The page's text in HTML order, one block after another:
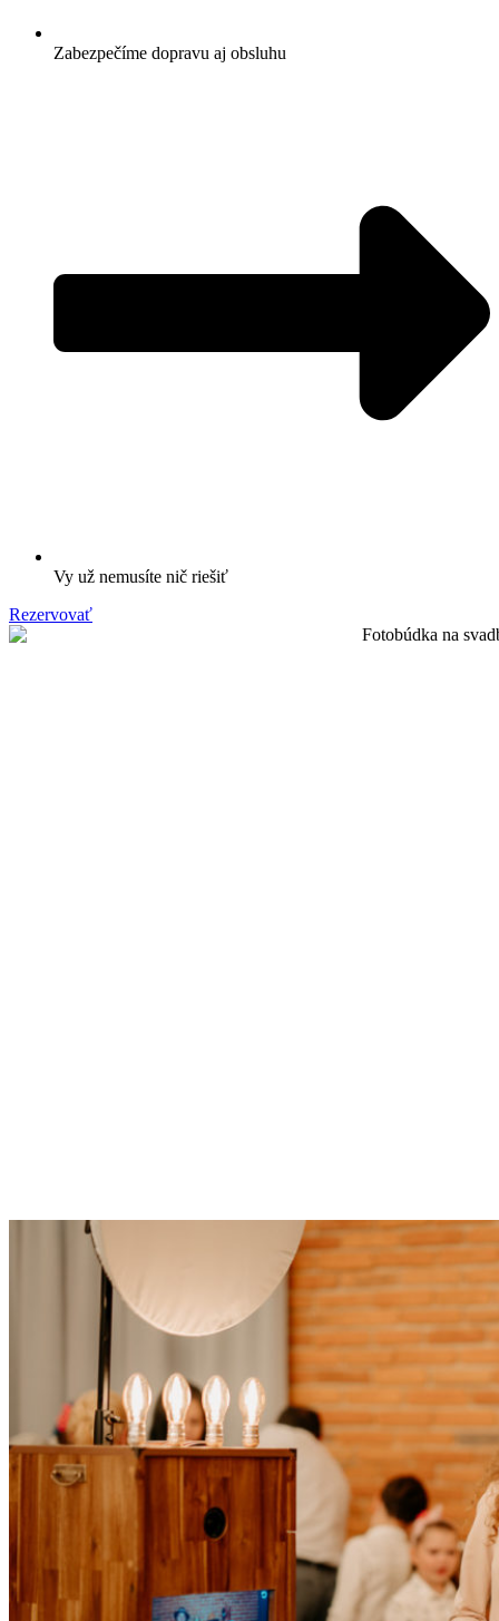
Zabezpečíme dopravu aj obsluhu
Vy už nemusíte nič riešiť
Rezervovať